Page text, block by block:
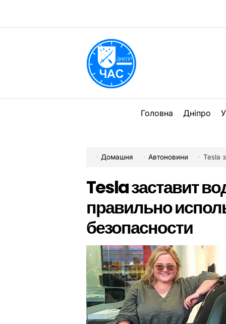
вмісту
Головна
Дніпро
Домашня Автоновини Tesla
Tesla заставит
правильно
безопасности